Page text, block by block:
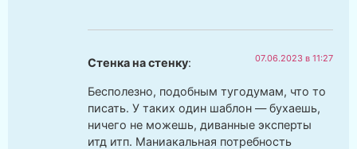
Стенка на стенку: 07.06.2023 в 11:27
Бесполезно, подобным тугодумам, что то
писать. У таких один шаблон — бухаешь,
ничего не можешь, диванные эксперты
итд итп. Маниакальная потребность